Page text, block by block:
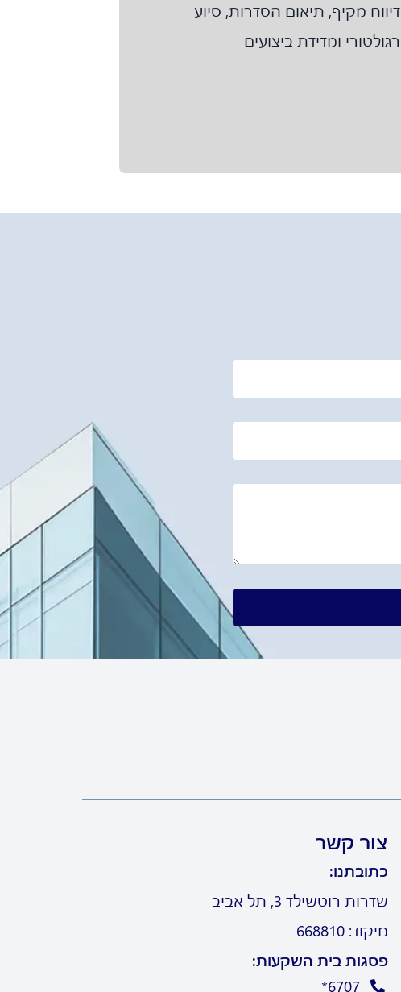
דיווח מקיף, תיאום הסדרות, סיוע
רגולטורי ומדידת ביצועים
צור קשר
כתובתנו:
שדרות רוטשילד 3, תל אביב
מיקוד: 668810
פסגות בית השקעות:
6707*